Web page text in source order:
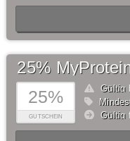
25%
GUTSCHEIN
25%
Gültig
Gültig